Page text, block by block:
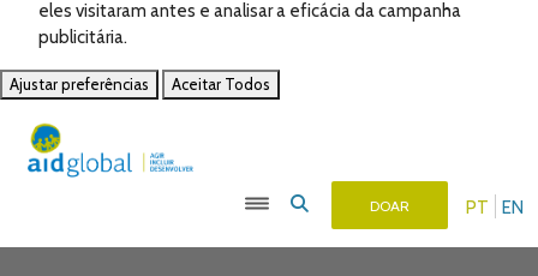
eles visitaram antes e analisar a eficácia da campanha
publicitária.
Ajustar preferências Aceitar Todos
PT EN
DOAR